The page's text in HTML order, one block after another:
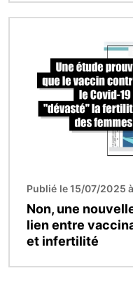
Publié le 15/07/2025
Non, une
lien entre
et infertilité